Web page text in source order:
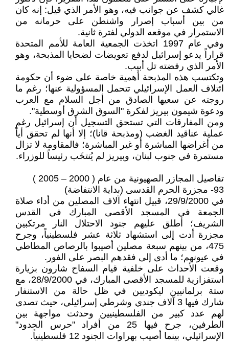
غالي كشف عن جوانب فيه، وهو الأمر الذي قيل: إنه كان
من بين أسباب إصرار واشنطن على حرمانه من
الاستمرار في موقعه الدولي لفترة ثانية.
وفي عام 1997 اتخذت الجمعية العامة للأمم المتحدة
قراراً يدعو إسرائيل لدفع تعويضات لضحايا المذبحة، وهو
الأمر الذي رفضته تل أبيب.
وتكتسب هذه المذبحة أهمية خاصة على ضوء أن حكومة
ائتلاف العمل الإسرائيلي تتحمل المسؤولية عنها؛ رغم ما
روجته عن سعيها الصادق من أجل السلام مع العرب
ودعوة شيمون بيريز لفكرة "السوق الشرق أوسطية".
ومن المفارقات التي تستحق التسجيل أن إسرائيل رغم
عملية عناقيد الغضب (ومذبحة قانا)؛ إلا أنها لم تحقق أياً
من أغراضها المباشرة أو غير المباشرة؛ فالمقاومة لا تزال
مستمرة في جنوب لبنان، وبيريز لم يُنتخَب رئيساً للوزراء.
تفاصيل المجازر الصهيونية من عام ( 2000 – 2005 )
93- مجزرة الحرم القدسى (بداية الانتفاضة)
في 29/9/2000، قبيل انتهاء آلاف المصلين من أداء صلاة
الجمعة في المسجد الأقصى المبارك في القدس
الشريف؛ أطلق عليهم جنود الاحتلال النار مرتكبين
مجزرة أدت إلى استشهاد ثلاثة عشر فلسطينياً، وجرح
475، من بينهم سبعة مصلين أصيبوا بالرصاص المطاطي
في عيونهم؛ ما أدى إلى فقدهم البصر على الفور.
وقعت الأحداث على خلفية قيام السفاح شارون بزيارة
استفزازية للمسجد الأقصى المبارك، في 28/9/2000، مع
ستة برلمانيين ليكوديين في ظل حالة من الاستنفار
شارك فيها 3 آلاف جندي وشرطي إسرائيلي، حيث تصدى
لهم عدد كبير من الفلسطينيين وحدثت مواجهة بين
الطرفين، جرح فيها 25 من أفراد "حرس الحدود"
الإسرائيلي، بينما أصيب بهراوات الجنود 12 فلسطينياً.